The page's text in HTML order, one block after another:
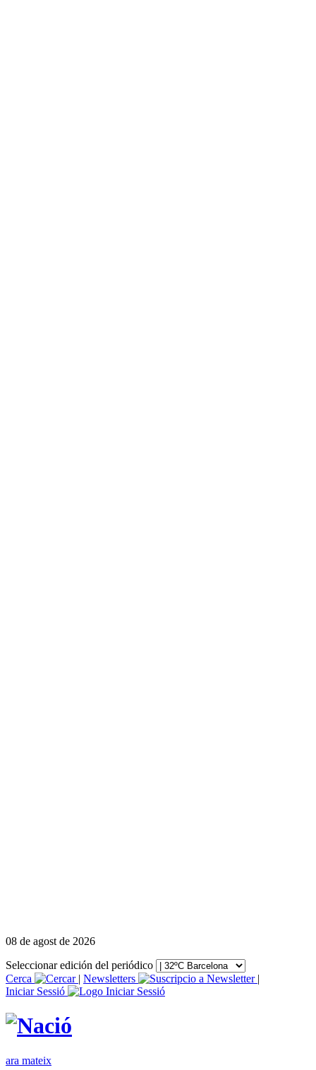
08 de agost de 2026
Seleccionar edición del periódico
Cerca
| Newsletters
|
Iniciar Sessió
ara mateix